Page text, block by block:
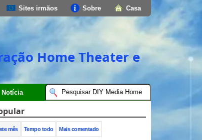
Casa
Sobre
Sites irmãos
Home Theater e
Notícia
mês Tempo todo Mais comentado